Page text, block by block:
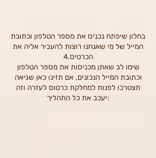
בחלון שיפתח נכניס את מספר הטלפון וכתובת
המייל של מי שאנחנו רוצות להעביר אליה את
הכרטיס.4
שימו לב שאתן מכניסות את מספר הטלפון
וכתובת המייל הנכונים, אם תזינו כאן שגיאה
תצטרכו לפנות למחלקת כרטוס לעזרה וזה
יעכב את כל התהליך: